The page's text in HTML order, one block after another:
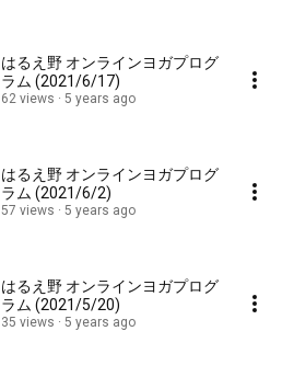
はるえ野 オンラインヨガプログ
ラム (2021/6/17)
62 views 5 years ago
はるえ野 オンラインヨガプログ
ラム (2021/6/2)
57 views 5 years ago
はるえ野 オンラインヨガプログ
ラム (2021/5/20)
35 views 5 years ago